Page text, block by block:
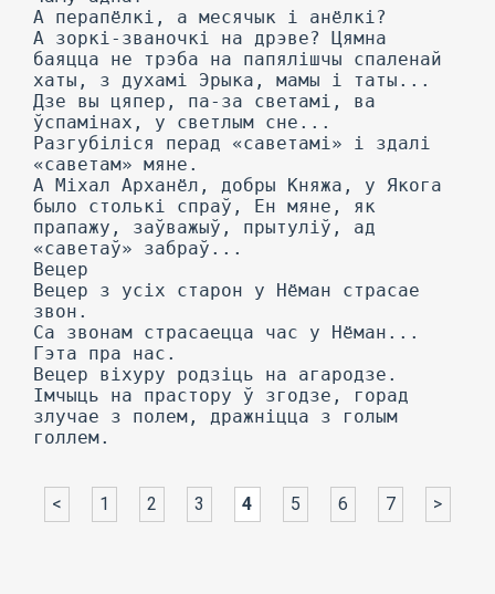
А перапёлкі, а месячык і анёлкі?
А зоркі-званочкі на дрэве? Цямна
баяцца не трэба на папялішчы спаленай
хаты, з духамі Эрыка, мамы і таты...
Дзе вы цяпер, па-за светамі, ва
ўспамінах, у светлым сне...
Разгубіліся перад «саветамі» і здалі
«саветам» мяне.
А Міхал Арханёл, добры Княжа, у Якога
было столькі спраў, Ен мяне, як
прапажу, заўважыў, прытуліў, ад
«саветаў» забраў...
Вецер
Вецер з усіх старон у Нёман страсае
звон.
Са звонам страсаецца час у Нёман...
Гэта пра нас.
Вецер віхуру родзіць на агародзе.
Імчыць на прастору ў згодзе, горад
злучае з полем, дражніцца з голым
голлем.
< 1 2 3 4 5 6 7 >